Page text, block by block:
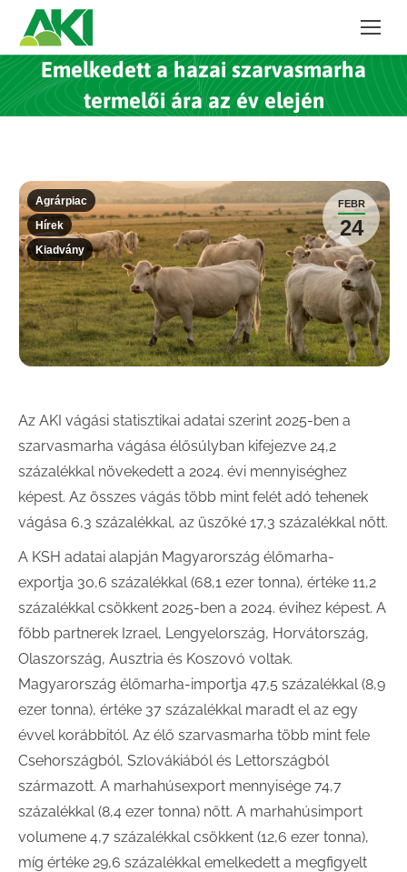
Emelkedett a hazai szarvasmarha
termelői ára az év elején
FEBR
24
Agrárpiac
Hírek
Kiadvány
Az AKI vágási statisztikai adatai szerint 2025-ben a
szarvasmarha vágása élősúlyban kifejezve 24,2
százalékkal növekedett a 2024. évi mennyiséghez
képest. Az összes vágás több mint felét adó tehenek
vágása 6,3 százalékkal, az üszőké 17,3 százalékkal nőtt.
A KSH adatai alapján Magyarország élőmarha-
exportja 30,6 százalékkal (68,1 ezer tonna), értéke 11,2
százalékkal csökkent 2025-ben a 2024. évihez képest. A
főbb partnerek Izrael, Lengyelország, Horvátország,
Olaszország, Ausztria és Koszovó voltak.
Magyarország élőmarha-importja 47,5 százalékkal (8,9
ezer tonna), értéke 37 százalékkal maradt el az egy
évvel korábbitól. Az élő szarvasmarha több mint fele
Csehországból, Szlovákiából és Lettországból
származott. A marhahúsexport mennyisége 74,7
százalékkal (8,4 ezer tonna) nőtt. A marhahúsimport
volumene 4,7 százalékkal csökkent (12,6 ezer tonna),
míg értéke 29,6 százalékkal emelkedett a megfigyelt